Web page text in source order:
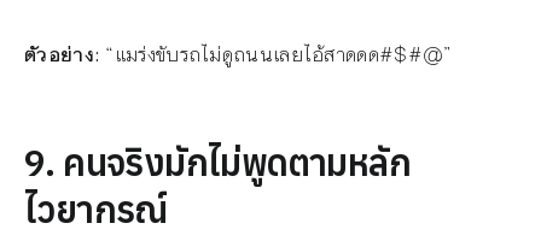
ตัวอย่าง: “แมร่งขับรถไม่ดูถนนเลยไอ้สาดดด#$#@”
9. คนจริงมักไม่พูดตามหลัก
ไวยากรณ์